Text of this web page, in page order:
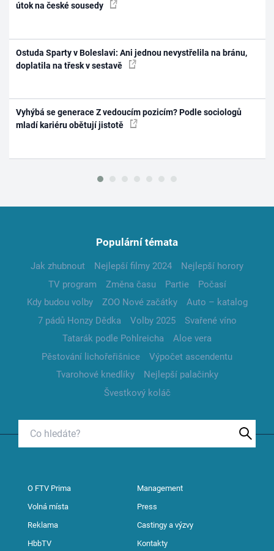
útok na české sousedy
Ostuda Sparty v Boleslavi: Ani jednou nevystřelila na bránu,
doplatila na třesk v sestavě
Vyhýbá se generace Z vedoucím pozicím? Podle sociologů
mladí kariéru obětují jistotě
Populární témata
Jak zhubnout Nejlepší filmy 2024
Nejlepší horory
TV program
Změna času Partie
Počasí
Kdy budou volby
ZOO Nové začátky
Auto – katalog
7 pádů Honzy Dědka
Volby 2025
Svařené víno
Tatarák podle Pohlreicha
Aloe vera
Pěstování lichořeřišnice
Výpočet ascendentu
Tvarohové knedlíky
Nejlepší palačinky
Švestkový koláč
O FTV Prima Management
Volná místa Press
Reklama Castingy a výzvy
HbbTV Kontakty